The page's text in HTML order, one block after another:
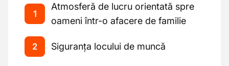
1
Atmosferă de lucru orientată spre
oameni într-o afacere de familie
2 Siguranța locului de muncă